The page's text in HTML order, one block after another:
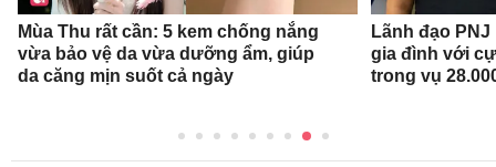
Mùa Thu rất cần: 5 kem chống nắng
vừa bảo vệ da vừa dưỡng ẩm, giúp
da căng mịn suốt cả ngày
Lãnh đạo
gia đình với
trong vụ